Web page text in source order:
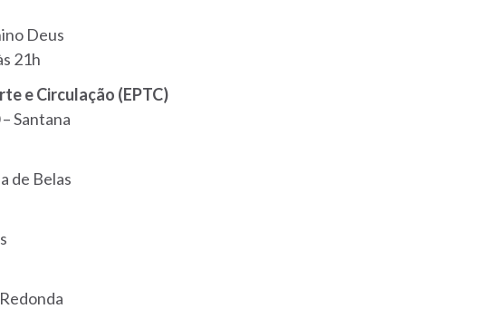
Deus
21h
e Circulação (EPTC)
Santana
de Belas